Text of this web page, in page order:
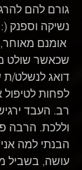
גורם להם
נשיקה וספנק
אומנם
שכאשר שולט
דואג לנשלט/ת
לפחות
רב. העבד
וללכת. הרבה
הבנתי למה
עושה, בשביל